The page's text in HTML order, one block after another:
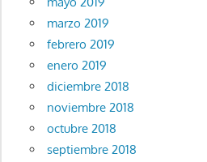
marzo 2019
febrero 2019
enero 2019
diciembre 2018
noviembre 2018
octubre 2018
septiembre 2018